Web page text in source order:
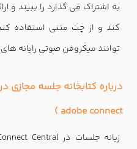
به اشتراک می گذارد را ببیند و
کند و از چت متنی استفاده
توانند میکروفن صوتی رایانه
درباره کتابخانه جلسه مجازی
adobe connect )